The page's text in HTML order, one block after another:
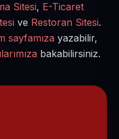
Sitesi, E-Ticaret
ve Restoran Sitesi.
sayfamıza yazabilir,
bakabilirsiniz.